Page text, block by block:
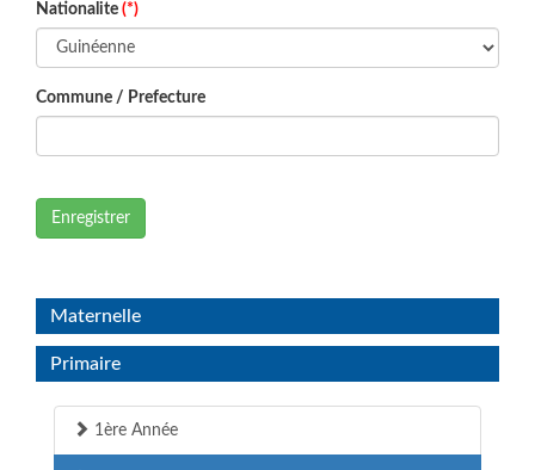
Nationalite (*)
Commune / Prefecture
Enregistrer
Maternelle
Primaire
1ère Année